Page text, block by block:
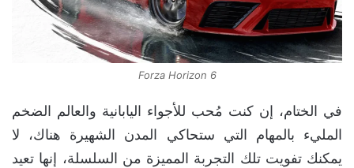
Forza Horizon 6
في الختام، إن كنت مُحب للأجواء اليابانية والعالم الضخم
المليء بالمهام التي ستحاكي المدن الشهيرة هناك، لا
يمكنك تفويت تلك التجربة المميزة من السلسلة، إنها تعيد